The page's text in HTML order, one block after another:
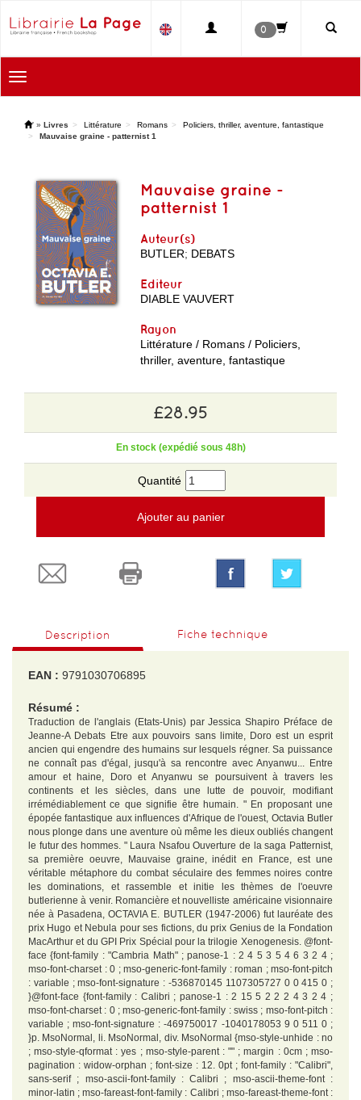
0
Toggle
navigation
' » Livres Littérature Romans
Policiers, thriller, aventure, fantastique
Mauvaise graine - patternist 1
Mauvaise graine -
patternist 1
Auteur(s)
BUTLER; DEBATS
Editeur
DIABLE VAUVERT
Rayon
Littérature / Romans / Policiers,
thriller, aventure, fantastique
£28.95
En stock (expédié sous 48h)
Quantité
Ajouter au panier
Description Fiche technique
EAN : 9791030706895
Résumé :
Traduction de l'anglais (Etats-Unis) par Jessica Shapiro Préface de
Jeanne-A Debats Etre aux pouvoirs sans limite, Doro est un esprit
ancien qui engendre des humains sur lesquels régner. Sa puissance
ne connaît pas d'égal, jusqu'à sa rencontre avec Anyanwu... Entre
amour et haine, Doro et Anyanwu se poursuivent à travers les
continents et les siècles, dans une lutte de pouvoir, modifiant
irrémédiablement ce que signifie être humain. " En proposant une
épopée fantastique aux influences d'Afrique de l'ouest, Octavia Butler
nous plonge dans une aventure où même les dieux oubliés changent
le futur des hommes. " Laura Nsafou Ouverture de la saga Patternist,
sa première oeuvre, Mauvaise graine, inédit en France, est une
véritable métaphore du combat séculaire des femmes noires contre
les dominations, et rassemble et initie les thèmes de l'oeuvre
butlerienne à venir. Romancière et nouvelliste américaine visionnaire
née à Pasadena, OCTAVIA E. BUTLER (1947-2006) fut lauréate des
prix Hugo et Nebula pour ses fictions, du prix Genius de la Fondation
MacArthur et du GPI Prix Spécial pour la trilogie Xenogenesis. @font-
face {font-family : "Cambria Math" ; panose-1 : 2 4 5 3 5 4 6 3 2 4 ;
mso-font-charset : 0 ; mso-generic-font-family : roman ; mso-font-pitch
: variable ; mso-font-signature : -536870145 1107305727 0 0 415 0 ;
}@font-face {font-family : Calibri ; panose-1 : 2 15 5 2 2 2 4 3 2 4 ;
mso-font-charset : 0 ; mso-generic-font-family : swiss ; mso-font-pitch :
variable ; mso-font-signature : -469750017 -1040178053 9 0 511 0 ;
}p. MsoNormal, li. MsoNormal, div. MsoNormal {mso-style-unhide : no
; mso-style-qformat : yes ; mso-style-parent : "" ; margin : 0cm ; mso-
pagination : widow-orphan ; font-size : 12. 0pt ; font-family : "Calibri",
sans-serif ; mso-ascii-font-family : Calibri ; mso-ascii-theme-font :
minor-latin ; mso-fareast-font-family : Calibri ; mso-fareast-theme-font :